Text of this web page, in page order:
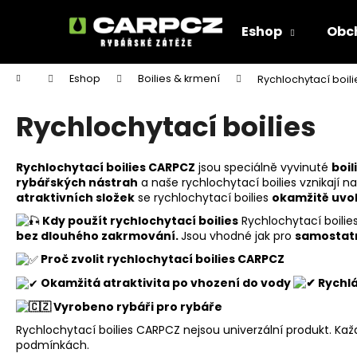
Eshop
Domů Eshop Boilies & krmení Rychlochytací
Rychlochytací boilies
Rychlochytací boilies CARPCZ jsou speciálně vyvinuté
rybářských nástrah a naše rychlochytací boilies vznikají
atraktivních složek se rychlochytací boilies okamžitě
Kdy použít rychlochytací boilies Rychlochytací
bez dlouhého zakrmování.Jsou vhodné jak pro
Proč zvolit rychlochytací boilies CARPCZ
Okamžitá atraktivita po vhození do vody
Vyrobeno rybáři pro rybáře
Rychlochytací boilies CARPCZ nejsou univerzální produkt.
podmínkách.
í
Zpět
do
obchodu
Zpět
do
obchodu